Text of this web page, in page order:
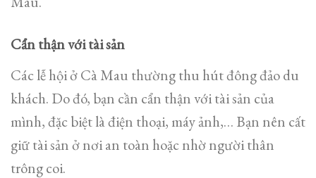
Cẩn thận với tài sản
Các lễ hội ở Cà Mau thường thu hút đông đảo du
khách. Do đó, bạn cần cẩn thận với tài sản của
mình, đặc biệt là điện thoại, máy ảnh,… Bạn nên cất
giữ tài sản ở nơi an toàn hoặc nhờ người thân
trông coi.